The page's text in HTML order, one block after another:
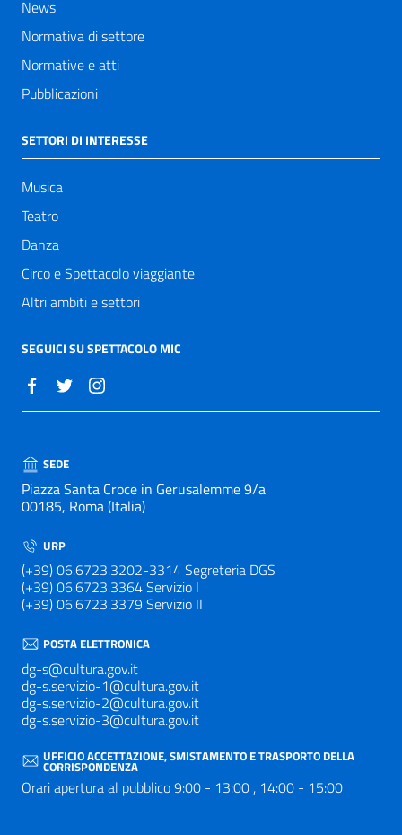
News
Normativa di settore
Normative e atti
Pubblicazioni
SETTORI DI INTERESSE
Musica
Teatro
Danza
Circo e Spettacolo viaggiante
Altri ambiti e settori
SEGUICI SU SPETTACOLO MIC
SEDE
Piazza Santa Croce in Gerusalemme 9/a
00185, Roma (Italia)
URP
(+39) 06.6723.3202-3314 Segreteria DGS
(+39) 06.6723.3364 Servizio I
(+39) 06.6723.3379 Servizio II
POSTA ELETTRONICA
dg-s@cultura.gov.it
dg-s.servizio-1@cultura.gov.it
dg-s.servizio-2@cultura.gov.it
dg-s.servizio-3@cultura.gov.it
UFFICIO ACCETTAZIONE, SMISTAMENTO E TRASPORTO DELLA
CORRISPONDENZA
Orari apertura al pubblico 9:00 - 13:00 , 14:00 - 15:00